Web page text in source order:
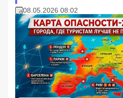
08.05.2026 08:02